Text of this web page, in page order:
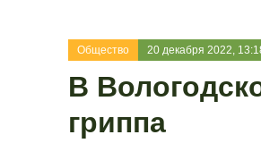
Общество 20 декабря 2022,
В
гриппа